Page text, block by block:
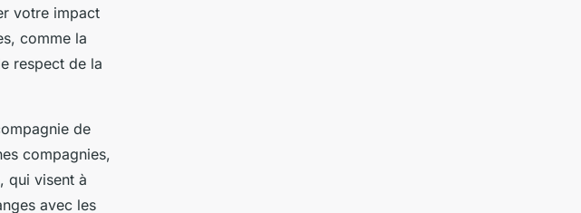
votre impact
comme la
respect de la
de
compagnies,
qui visent à
avec les